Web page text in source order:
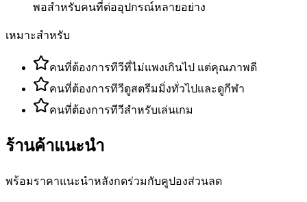
พอสำหรับคนที่ต่ออุปกรณ์หลายอย่าง
เหมาะสำหรับ
คนที่ต้องการทีวีที่ไม่แพงเกินไป แต่คุณภาพดี
คนที่ต้องการทีวีดูสตรีมมิ่งทั่วไปและดูกีฬา
คนที่ต้องการทีวีสำหรับเล่นเกม
ร้านค้าแนะนำ
พร้อมราคาแนะนำหลังกดร่วมกับคูปองส่วนลด